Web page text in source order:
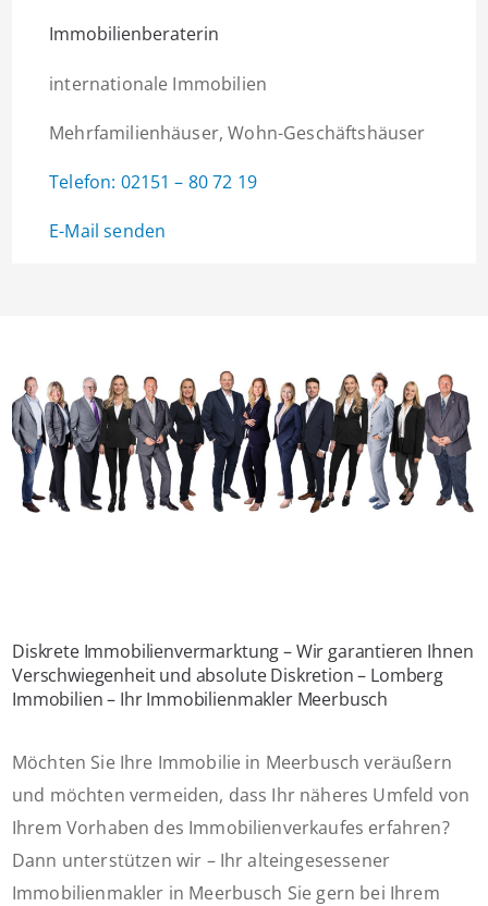
Immobilienberaterin
internationale Immobilien
Mehrfamilienhäuser, Wohn-Geschäftshäuser
Telefon: 02151 – 80 72 19
E-Mailsenden
Diskrete Immobilienvermarktung – Wir garantieren Ihnen
Verschwiegenheit und absolute Diskretion – Lomberg
Immobilien – Ihr Immobilienmakler Meerbusch
Möchten Sie Ihre Immobilie in Meerbusch veräußern
und möchten vermeiden, dass Ihr näheres Umfeld von
Ihrem Vorhaben des Immobilienverkaufes erfahren?
Dann unterstützen wir – Ihr alteingesessener
Immobilienmakler in Meerbusch Sie gern bei Ihrem